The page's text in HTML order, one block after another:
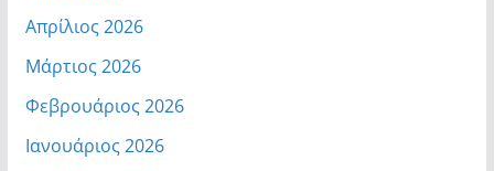
Απρίλιος 2026
Μάρτιος 2026
Φεβρουάριος 2026
Ιανουάριος 2026